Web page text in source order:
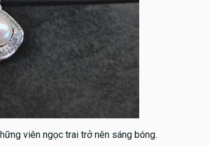
viên ngọc trai trở nên sáng bóng.